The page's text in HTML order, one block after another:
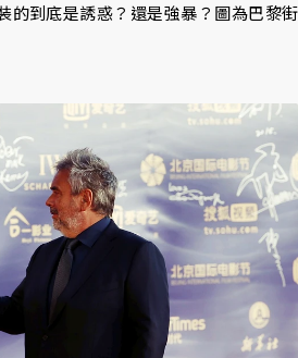
的到底是誘惑？還是強暴？圖為巴黎街